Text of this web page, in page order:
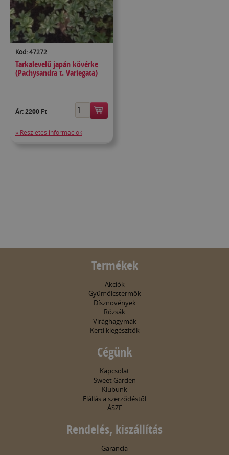
Kód: 47272
Tarkalevelű japán kövérke
(Pachysandra t. Variegata)
Ár:2200 Ft
» Részletes információk
Termékek
Akciók
Gyümölcstermők
Dísznövények
Rózsák
Virághagymák
Kerti kiegészítők
Cégünk
Kapcsolat
Sweet Garden
Klubunk
Elállás a szerződéstől
ÁSZF
Rendelés, kiszállítás
Garancia